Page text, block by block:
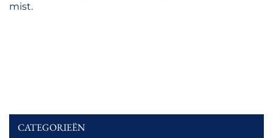
mist.
CATEGORIEËN